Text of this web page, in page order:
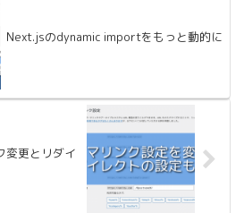
Next.jsのdynamic importをもっと動的に
変更とリダイ